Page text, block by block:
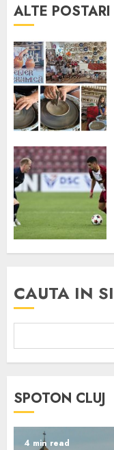
ALTE
CAUTA IN
SPOTON CLUJ
4 min read